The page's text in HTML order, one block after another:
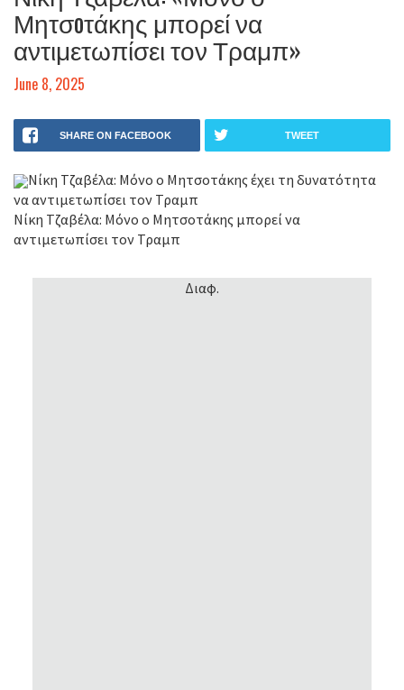
Μητσoτάκης μπορεί να
αντιμετωπίσει τον Τραμπ»
June 8, 2025
SHARE ON FACEBOOK TWEET
Νίκη Τζαβέλα: Μόνο ο Μητσοτάκης έχει τη δυνατότητα
να αντιμετωπίσει τον Τραμπ
Νίκη Τζαβέλα: Μόνο ο Μητσoτάκης μπορεί να
αντιμετωπίσει τον Τραμπ
Διαφ.